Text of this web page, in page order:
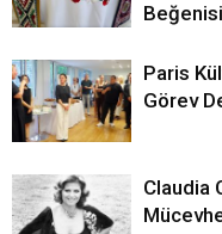
Paris
Görev
Claudia